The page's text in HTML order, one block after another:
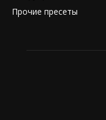
Прочие пресеты